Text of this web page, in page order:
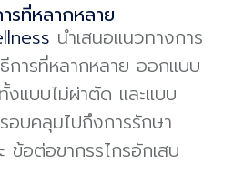
รที่หลากหลาย
นําเสนอแนวทางการ
ารที่หลากหลาย ออกแบบ
งแบบไม่ผ่าตัด และแบบ
อบคลุมไปถึงการรักษา
อต่อขากรรไกรอักเสบ